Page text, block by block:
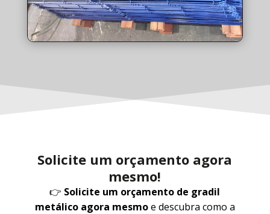
Solicite um orçamento agora
mesmo!
👉 Solicite um orçamento de gradil
metálico agora mesmoe descubra como a